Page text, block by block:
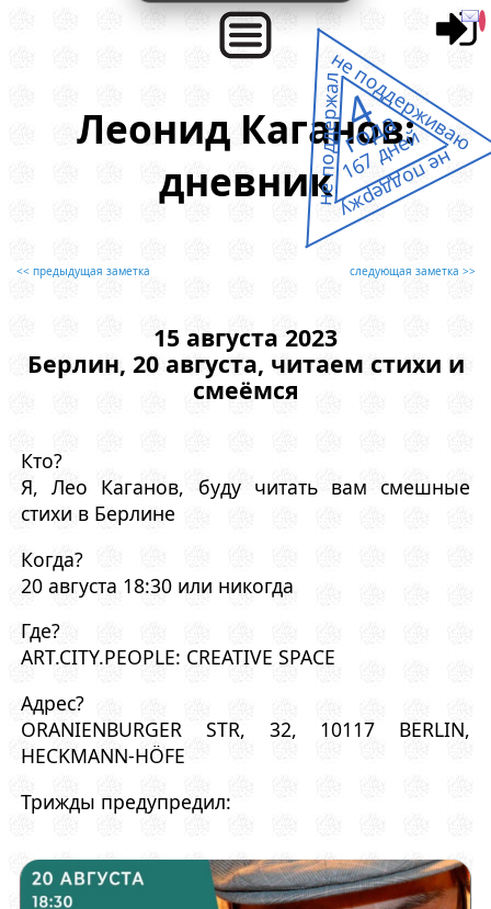
Леонид Каганов:
дневник
<< предыдущая заметка следующая заметка >>
15 августа 2023
Берлин, 20 августа, читаем стихи и
смеёмся
Кто?
Я, Лео Каганов, буду читать вам смешные
стихи в Берлине
Когда?
20 августа 18:30 или никогда
Где?
ART.CITY.PEOPLE: CREATIVE SPACE
Адрес?
ORANIENBURGER STR, 32, 10117 BERLIN,
HECKMANN-HÖFE
Трижды предупредил:
не поддержалне поддерживаю
не поддержу
4
года
167 дней